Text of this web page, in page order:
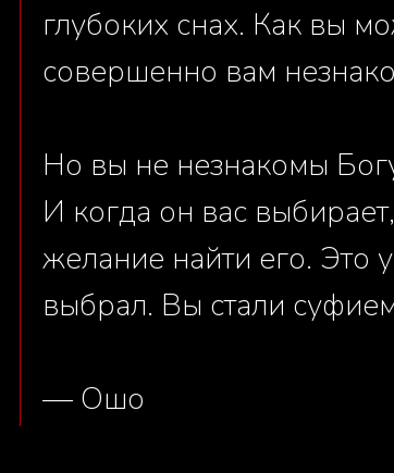
глубоких снах. Как вы
совершенно вам
Но вы не незнакомы
И когда он вас
желание найти его. Это
выбрал. Вы стали
— Ошо